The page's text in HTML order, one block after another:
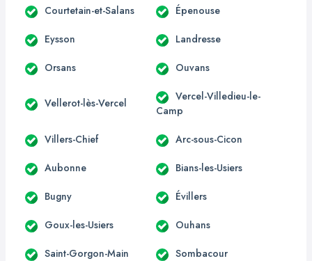
Courtetain-et-Salans Épenouse
Eysson Landresse
Orsans Ouvans
Vellerot-lès-Vercel
Vercel-Villedieu-le-
Camp
Villers-Chief Arc-sous-Cicon
Aubonne Bians-les-Usiers
Bugny Évillers
Goux-les-Usiers Ouhans
Saint-Gorgon-Main Sombacour